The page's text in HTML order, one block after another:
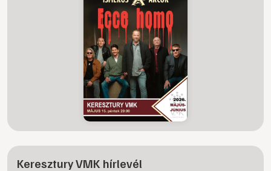
Keresztury VMK hírlevél